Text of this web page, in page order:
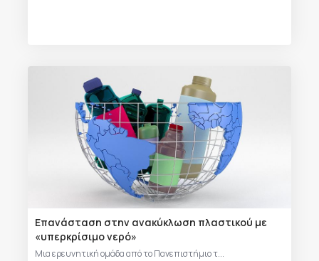
Eπανάσταση στην ανακύκλωση πλαστικού με
«υπερκρίσιμο νερό»
Μια ερευνητική ομάδα από το Πανεπιστήμιο τ...